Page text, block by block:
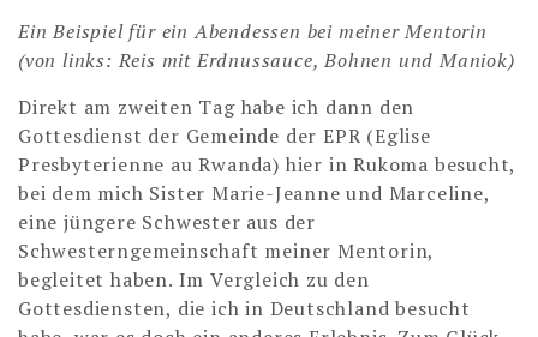
Ein Beispiel für ein Abendessen bei meiner Mentorin
(von links: Reis mit Erdnussauce, Bohnen und Maniok)
Direkt am zweiten Tag habe ich dann den
Gottesdienst der Gemeinde der EPR (Eglise
Presbyterienne au Rwanda) hier in Rukoma besucht,
bei dem mich Sister Marie-Jeanne und Marceline,
eine jüngere Schwester aus der
Schwesterngemeinschaft meiner Mentorin,
begleitet haben. Im Vergleich zu den
Gottesdiensten, die ich in Deutschland besucht